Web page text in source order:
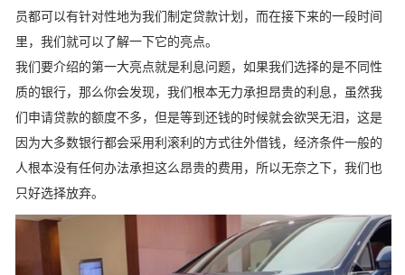
员都可以有针对性地为我们制定贷款计划，而在接下来的一段时间
里，我们就可以了解一下它的亮点。
我们要介绍的第一大亮点就是利息问题，如果我们选择的是不同性
质的银行，那么你会发现，我们根本无力承担昂贵的利息，虽然我
们申请贷款的额度不多，但是等到还钱的时候就会欲哭无泪，这是
因为大多数银行都会采用利滚利的方式往外借钱，经济条件一般的
人根本没有任何办法承担这么昂贵的费用，所以无奈之下，我们也
只好选择放弃。